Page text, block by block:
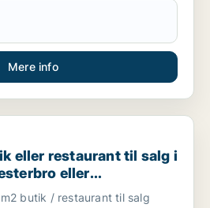
Mere info
restaurant til salg i København K,
eller restaurant til salg i
eller
butik / restaurant til salg